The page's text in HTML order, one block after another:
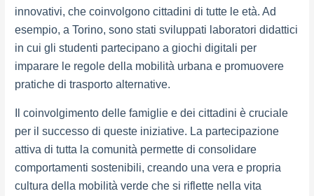
innovativi, che coinvolgono cittadini di tutte le età. Ad
esempio, a Torino, sono stati sviluppati laboratori didattici
in cui gli studenti partecipano a giochi digitali per
imparare le regole della mobilità urbana e promuovere
pratiche di trasporto alternative.
Il coinvolgimento delle famiglie e dei cittadini è cruciale
per il successo di queste iniziative. La partecipazione
attiva di tutta la comunità permette di consolidare
comportamenti sostenibili, creando una vera e propria
cultura della mobilità verde che si riflette nella vita